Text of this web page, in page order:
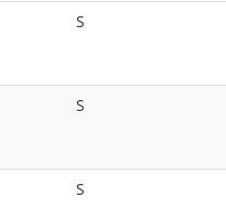
S
S
S